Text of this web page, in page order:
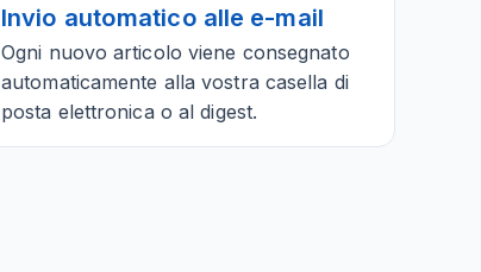
Invio automatico alle e-mail
Ogni nuovo articolo viene consegnato
automaticamente alla vostra casella di
posta elettronica o al digest.